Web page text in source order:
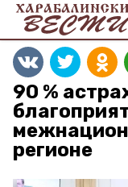
90 %
регионе